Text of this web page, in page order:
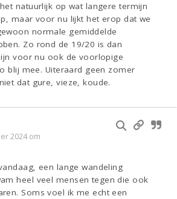
natuurlijk op wat langere termijn
maar voor nu lijkt het erop dat we
normale gemiddelde
Zo rond de 19/20 is dan
voor nu ook de voorlopige
blij mee. Uiteraard geen zomer
dat gure, vieze, koude.
2024 om
een lange wandeling
heel veel mensen tegen die ook
Soms voel ik me echt een